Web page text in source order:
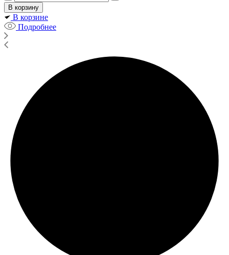
В корзине
Подробнее